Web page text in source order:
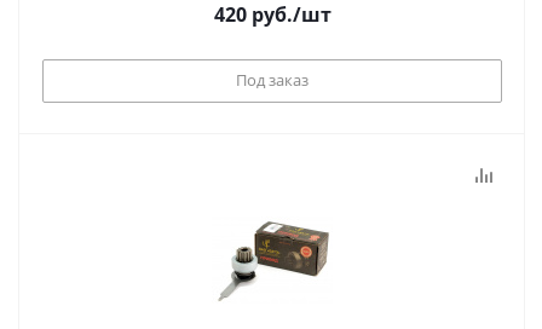
420руб./шт
Под заказ